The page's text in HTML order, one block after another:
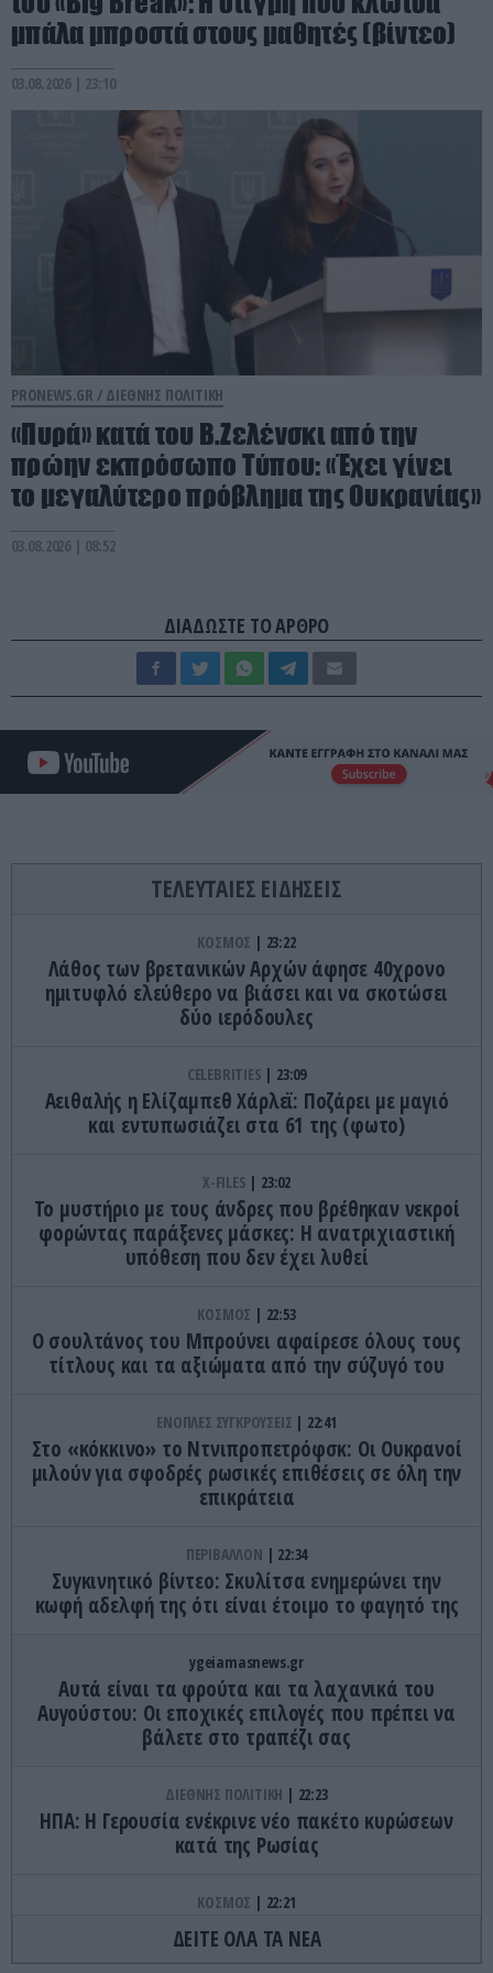
μπάλα μπροστά στους μαθητές (βίντεο)
03.08.2026 | 23:10
PRONEWS.GR / ΔΙΕΘΝΗΣ ΠΟΛΙΤΙΚΗ
«Πυρά» κατά του Β.Ζελένσκι από την
πρώην εκπρόσωπο Τύπου: «Έχει γίνει
το μεγαλύτερο πρόβλημα της Ουκρανίας»
03.08.2026 | 08:52
ΔΙΑΔΩΣΤΕ ΤΟ ΑΡΘΡΟ
ΤΕΛΕΥΤΑΙΕΣ ΕΙΔΗΣΕΙΣ
ΚΟΣΜΟΣ 23:22
Λάθος των βρετανικών Αρχών άφησε 40χρονο
ημιτυφλό ελεύθερο να βιάσει και να σκοτώσει
δύο ιερόδουλες
CELEBRITIES 23:09
Αειθαλής η Ελίζαμπεθ Χάρλεϊ: Ποζάρει με μαγιό
και εντυπωσιάζει στα 61 της (φωτο)
X-FILES 23:02
Το μυστήριο με τους άνδρες που βρέθηκαν νεκροί
φορώντας παράξενες μάσκες: Η ανατριχιαστική
υπόθεση που δεν έχει λυθεί
ΚΟΣΜΟΣ 22:53
Ο σουλτάνος του Μπρούνει αφαίρεσε όλους τους
τίτλους και τα αξιώματα από την σύζυγό του
ΕΝΟΠΛΕΣ ΣΥΓΚΡΟΥΣΕΙΣ 22:41
Στο «κόκκινο» το Ντνιπροπετρόφσκ: Οι Ουκρανοί
μιλούν για σφοδρές ρωσικές επιθέσεις σε όλη την
επικράτεια
ΠΕΡΙΒΑΛΛΟΝ 22:34
Συγκινητικό βίντεο: Σκυλίτσα ενημερώνει την
κωφή αδελφή της ότι είναι έτοιμο το φαγητό της
ygeiamasnews.gr
Αυτά είναι τα φρούτα και τα λαχανικά του
Αυγούστου: Οι εποχικές επιλογές που πρέπει να
βάλετε στο τραπέζι σας
ΔΙΕΘΝΗΣ ΠΟΛΙΤΙΚΗ 22:23
ΗΠΑ: Η Γερουσία ενέκρινε νέο πακέτο κυρώσεων
κατά της Ρωσίας
ΚΟΣΜΟΣ 22:21
Κλιφ Λάιονς Ντόμπι: Δραπέτευσε ο
καταδικασμένος παιδοβιαστής στη Σκωτία – Οι
ΔΕΙΤΕ ΟΛΑ ΤΑ ΝΕΑ